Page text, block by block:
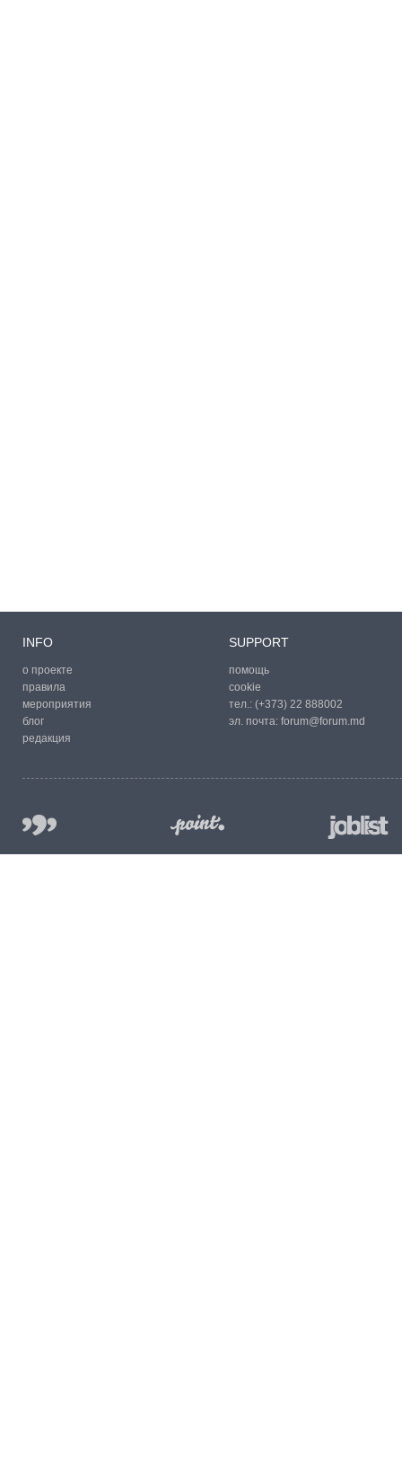
INFO
о проекте
правила
мероприятия
блог
редакция
SUPPORT
помощь
cookie
тел.: (+373) 22 888002
эл. почта: forum@forum.md